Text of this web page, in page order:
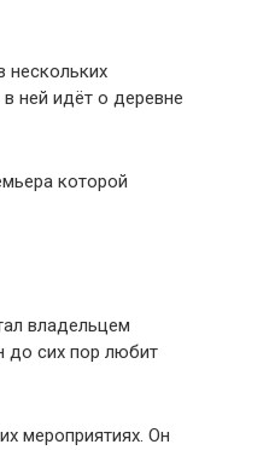
нескольких
ней идёт о деревне
которой
владельцем
до сих пор любит
мероприятиях. Он